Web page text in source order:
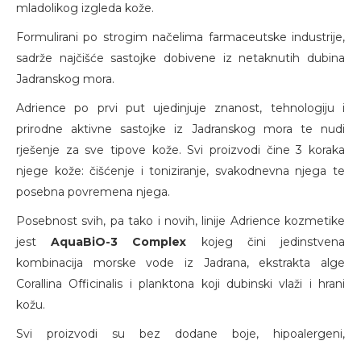
mladolikog izgleda kože.
Formulirani po strogim načelima farmaceutske industrije,
sadrže najčišće sastojke dobivene iz netaknutih dubina
Jadranskog mora.
Adrience po prvi put ujedinjuje znanost, tehnologiju i
prirodne aktivne sastojke iz Jadranskog mora te nudi
rješenje za sve tipove kože. Svi proizvodi čine 3 koraka
njege kože: čišćenje i toniziranje, svakodnevna njega te
posebna povremena njega.
Posebnost svih, pa tako i novih, linije Adrience kozmetike
jestAquaBiO-3 Complex kojeg čini jedinstvena
kombinacija morske vode iz Jadrana, ekstrakta alge
Corallina Officinalis i planktona koji dubinski vlaži i hrani
kožu.
Svi proizvodi su bez dodane boje, hipoalergeni,